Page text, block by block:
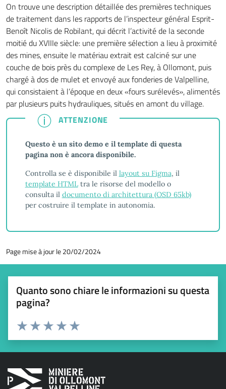
On trouve une description détaillée des premières techniques
de traitement dans les rapports de l’inspecteur général Esprit-
Benoît Nicolis de Robilant, qui décrit l’activité de la seconde
moitié du XVIIIe siècle: une première sélection a lieu à proximité
des mines, ensuite le matériau extrait est calciné sur une
couche de bois près du complexe de Les Rey, à Ollomont, puis
chargé à dos de mulet et envoyé aux fonderies de Valpelline,
qui consistaient à l’époque en deux «fours surélevés», alimentés
par plusieurs puits hydrauliques, situés en amont du village.
ATTENZIONE
ATTENZIONE
Questo è un sito demo e il template di questa
pagina non è ancora disponibile.
Controlla se è disponibile il layout su Figma, il
template HTMLtra le risorse del modello o
consulta il documento di architettura (OSD 65kb)
per costruire il template in autonomia.
Page mise à jour le 20/02/2024
Quanto sono chiare le informazioni su questa
pagina?
Valuta 5 stelle su 5
Valuta 4 stelle su 5
Valuta 3 stelle su 5
Valuta 2 stelle su 5
Valuta 1 stelle su 5